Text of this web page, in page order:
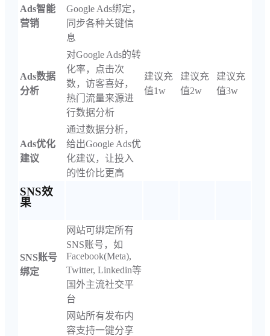
Ads智能
营销
Google Ads绑定，
同步各种关键信
息
建议充
值1w
建议充
值2w
建议充
值3w
Ads数据
分析
对Google Ads的转
化率，点击次
数，访客喜好，
热门流量来源进
行数据分析
Ads优化
建议
通过数据分析，
给出Google Ads优
化建议，让投入
的性价比更高
SNS效
果
SNS账号
绑定
网站可绑定所有
SNS账号，如
Facebook(Meta),
Twitter, Linkedin等
国外主流社交平
台
网站所有发布内
容支持一键分享